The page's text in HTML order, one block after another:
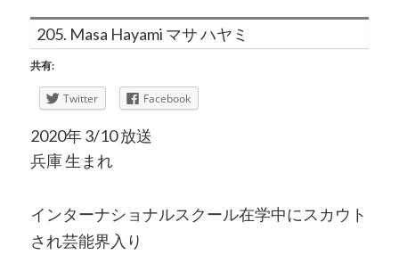
205. Masa Hayami マサ ハヤミ
共有:
Twitter Facebook
2020年 3/10 放送
兵庫 生まれ
インターナショナルスクール在学中にスカウト
され芸能界入り